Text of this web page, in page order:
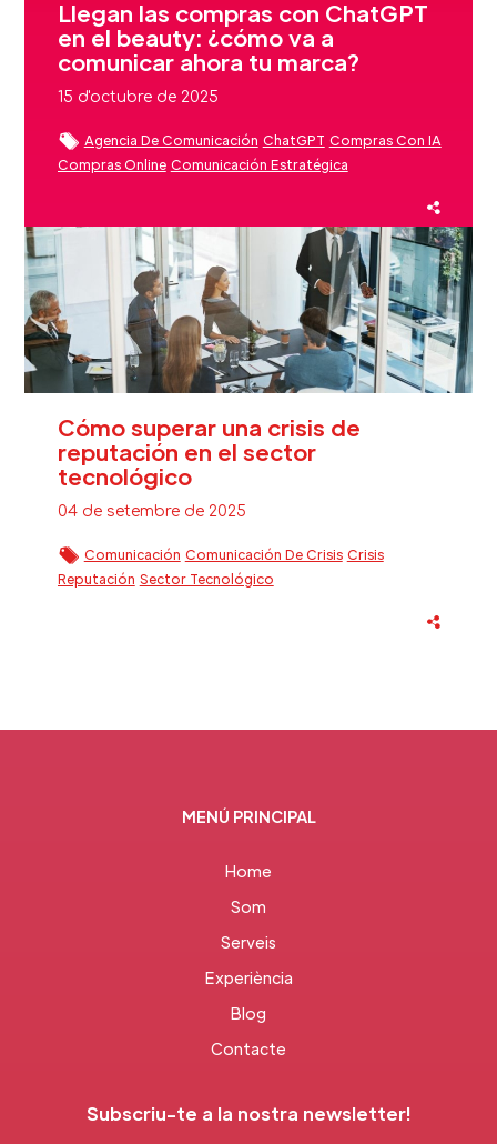
Llegan las compras con ChatGPT
en el beauty: ¿cómo va a
comunicar ahora tu marca?
15 d'octubre de 2025
Agencia De Comunicación ChatGPT Compras Con IA
Compras Online Comunicación Estratégica
Cómo superar una crisis de
reputación en el sector
tecnológico
04 de setembre de 2025
Comunicación Comunicación De Crisis Crisis
Reputación Sector Tecnológico
MENÚ PRINCIPAL
Home
Som
Serveis
Experiència
Blog
Contacte
Subscriu-te a la nostra newsletter!